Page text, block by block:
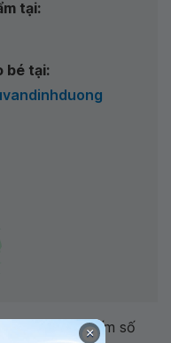
tại:
bé tại:
vui lòng bấm số
×